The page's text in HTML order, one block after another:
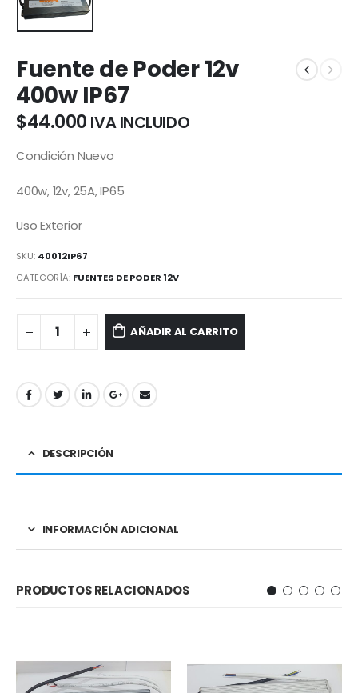
Fuente de Poder 12v
400w IP67
$44.000 IVA INCLUIDO
Condición Nuevo
400w, 12v, 25A, IP65
Uso Exterior
SKU: 40012IP67
CATEGORÍA: FUENTES DE PODER 12V
AÑADIR AL CARRITO
DESCRIPCIÓN
INFORMACIÓN ADICIONAL
PRODUCTOS RELACIONADOS